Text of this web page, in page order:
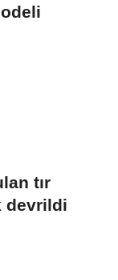
tır
devrildi